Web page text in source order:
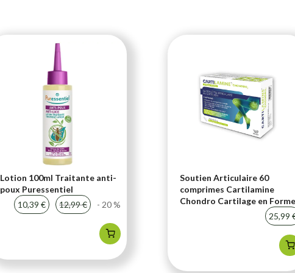
Lotion 100ml Traitante anti-
poux Puressentiel
10,39 €
12,99 € - 20 %
Soutien Articulaire 60
comprimes Cartilamine
Chondro Cartilage en Forme
25,99